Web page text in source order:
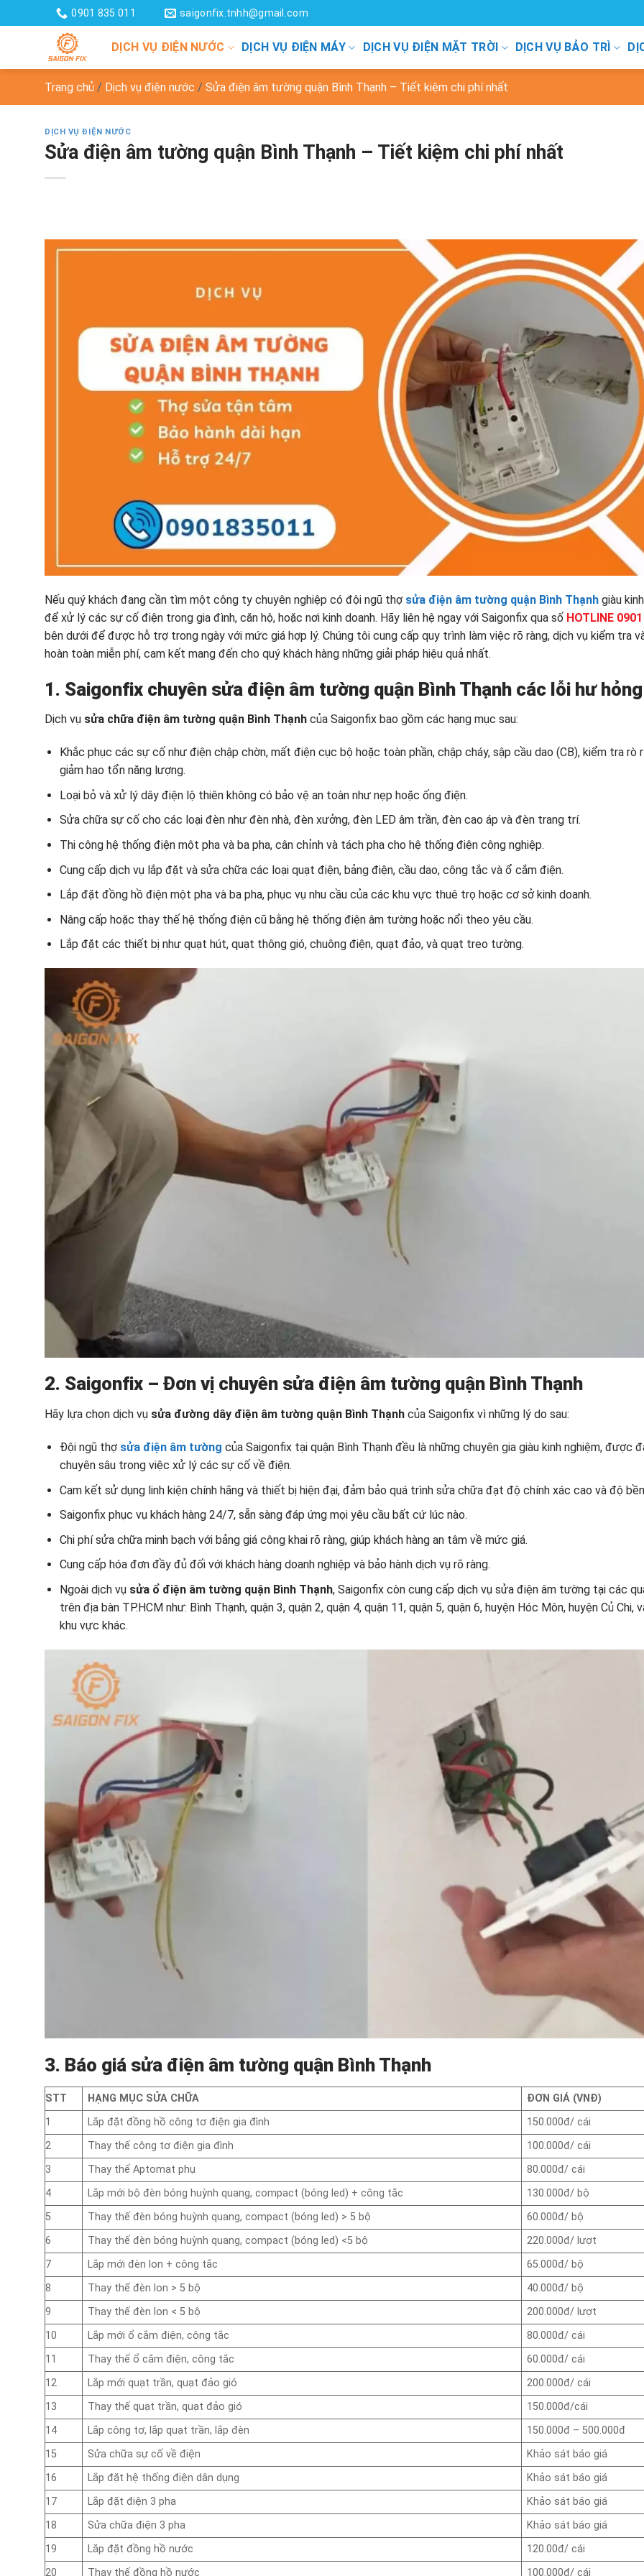
đến
saigonfix.tnhh@gmail.com
0901 835 011
DỊCH VỤ ĐIỆN NƯỚC DỊCH VỤ ĐIỆN MÁY DỊCH VỤ ĐIỆN MẶT TRỜI DỊCH VỤ BẢO TRÌ
Trang chủ / Dịch vụ điện nước / Sửa điện âm tường quận Bình Thạnh – Tiết kiệm chi phí nhất
DỊCH VỤ ĐIỆN NƯỚC
Sửa điện âm tường quận Bình Thạnh – Tiết kiệm chi phí nhất
Nếu quý khách đang cần tìm một công ty chuyên nghiệp có đội ngũ thợ sửa điện âm tường quận Bình Thạnh giàu
để xử lý các sự cố điện trong gia đình, căn hộ, hoặc nơi kinh doanh. Hãy liên hệ ngay với Saigonfix qua số HOTLINE
bên dưới để được hỗ trợ trong ngày với mức giá hợp lý. Chúng tôi cung cấp quy trình làm việc rõ ràng, dịch vụ kiểm tra
hoàn toàn miễn phí, cam kết mang đến cho quý khách hàng những giải pháp hiệu quả nhất.
1. Saigonfix chuyên sửa điện âm tường quận Bình Thạnh các lỗi hư hỏng
Dịch vụ sửa chữa điện âm tường quận Bình Thạnh của Saigonfix bao gồm các hạng mục sau:
Khắc phục các sự cố như điện chập chờn, mất điện cục bộ hoặc toàn phần, chập cháy, sập cầu dao (CB), kiểm tra rò
giảm hao tổn năng lượng.
Loại bỏ và xử lý dây điện lộ thiên không có bảo vệ an toàn như nẹp hoặc ống điện.
Sửa chữa sự cố cho các loại đèn như đèn nhà, đèn xưởng, đèn LED âm trần, đèn cao áp và đèn trang trí.
Thi công hệ thống điện một pha và ba pha, cân chỉnh và tách pha cho hệ thống điện công nghiệp.
Cung cấp dịch vụ lắp đặt và sửa chữa các loại quạt điện, bảng điện, cầu dao, công tắc và ổ cắm điện.
Lắp đặt đồng hồ điện một pha và ba pha, phục vụ nhu cầu của các khu vực thuê trọ hoặc cơ sở kinh doanh.
Nâng cấp hoặc thay thế hệ thống điện cũ bằng hệ thống điện âm tường hoặc nổi theo yêu cầu.
Lắp đặt các thiết bị như quạt hút, quạt thông gió, chuông điện, quạt đảo, và quạt treo tường.
2. Saigonfix – Đơn vị chuyên sửa điện âm tường quận Bình Thạnh
Hãy lựa chọn dịch vụ sửa đường dây điện âm tường quận Bình Thạnh của Saigonfix vì những lý do sau:
Đội ngũ thợ sửa điện âm tường của Saigonfix tại quận Bình Thạnh đều là những chuyên gia giàu kinh nghiệm, được
chuyên sâu trong việc xử lý các sự cố về điện.
Cam kết sử dụng linh kiện chính hãng và thiết bị hiện đại, đảm bảo quá trình sửa chữa đạt độ chính xác cao và độ
Saigonfix phục vụ khách hàng 24/7, sẵn sàng đáp ứng mọi yêu cầu bất cứ lúc nào.
Chi phí sửa chữa minh bạch với bảng giá công khai rõ ràng, giúp khách hàng an tâm về mức giá.
Cung cấp hóa đơn đầy đủ đối với khách hàng doanh nghiệp và bảo hành dịch vụ rõ ràng.
Ngoài dịch vụ sửa ổ điện âm tường quận Bình Thạnh, Saigonfix còn cung cấp dịch vụ sửa điện âm tường tại các
trên địa bàn TP.HCM như: Bình Thạnh, quận 3, quận 2, quận 4, quận 11, quận 5, quận 6, huyện Hóc Môn, huyện Củ Chi,
khu vực khác.
3. Báo giá sửa điện âm tường quận Bình Thạnh
STT HẠNG MỤC SỬA CHỮA
ĐƠN GIÁ (VNĐ)
1
Lắp đặt đồng hồ công tơ điện gia đình
150.000đ/ cái
2
Thay thế công tơ điện gia đình
100.000đ/ cái
3
Thay thế Aptomat phụ
80.000đ/ cái
4
Lắp mới bộ đèn bóng huỳnh quang, compact (bóng led) + công tắc
130.000đ/ bộ
5
Thay thế đèn bóng huỳnh quang, compact (bóng led) > 5 bộ
60.000đ/ bộ
6
Thay thế đèn bóng huỳnh quang, compact (bóng led) <5 bộ
220.000đ/ lượt
7
Lắp mới đèn lon + công tắc
65.000đ/ bộ
8
Thay thế đèn lon > 5 bộ
40.000đ/ bộ
9
Thay thế đèn lon < 5 bộ
200.000đ/ lượt
10
Lắp mới ổ cắm điện, công tắc
80.000đ/ cái
11
Thay thế ổ cắm điện, công tắc
60.000đ/ cái
12
Lắp mới quạt trần, quạt đảo gió
200.000đ/ cái
13
Thay thế quạt trần, quạt đảo gió
150.000đ/cái
14
Lắp công tơ, lắp quạt trần, lắp đèn
150.000đ – 500.000đ
15
Sửa chữa sự cố về điện
Khảo sát báo giá
16
Lắp đặt hệ thống điện dân dụng
Khảo sát báo giá
17
Lắp đặt điện 3 pha
Khảo sát báo giá
18
Sửa chữa điện 3 pha
Khảo sát báo giá
19
Lắp đặt đồng hồ nước
120.00đ/ cái
20
Thay thế đồng hồ nước 100.000đ/ cái